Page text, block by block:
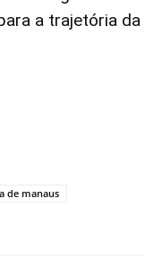
a trajetória da
de manaus